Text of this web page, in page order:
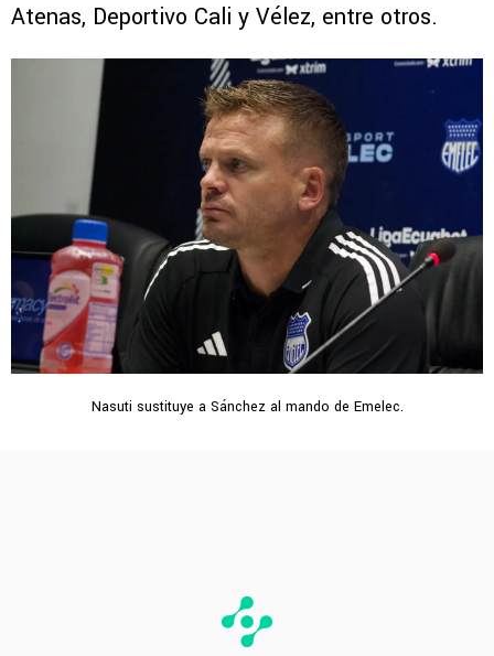
Atenas, Deportivo Cali y Vélez, entre otros.
Nasuti sustituye a Sánchez al mando de Emelec.